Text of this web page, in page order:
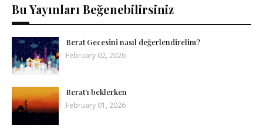
Bu Yayınları Beğenebilirsiniz
Berat Gecesini nasıl değerlendirelim?
February 02, 2026
Berat'ı beklerken
February 01, 2026